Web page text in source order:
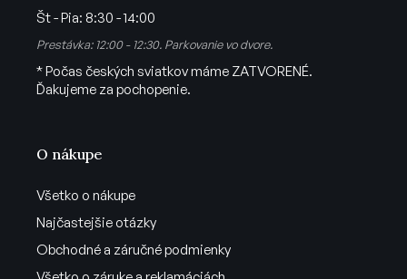
O nákupe
Všetko o nákupe
Najčastejšie otázky
Obchodné a záručné podmienky
Št - Pia: 8:30 - 14:00
Prestávka: 12:00 - 12:30. Parkovanie vo dvore.
* Počas českých sviatkov máme ZATVORENÉ.
Ďakujeme za pochopenie.